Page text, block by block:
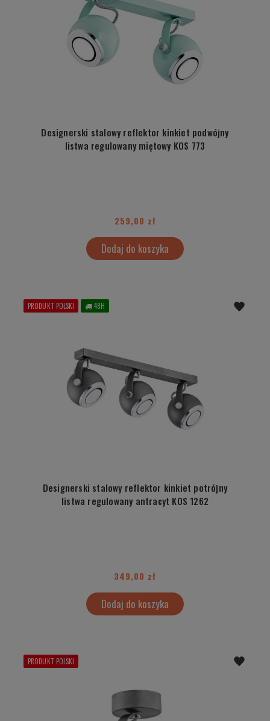
Designerski stalowy reflektor kinkiet podwójny
listwa regulowany miętowy KOS 773
259,00 zł
Dodaj do koszyka
Designerski stalowy reflektor kinkiet potrójny
listwa regulowany antracyt KOS 1262
349,00 zł
Dodaj do koszyka
PRODUKT POLSKI 48H
PRODUKT POLSKI